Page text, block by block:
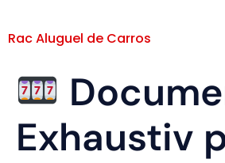
Rac Aluguel de Carros
Exhaustiv